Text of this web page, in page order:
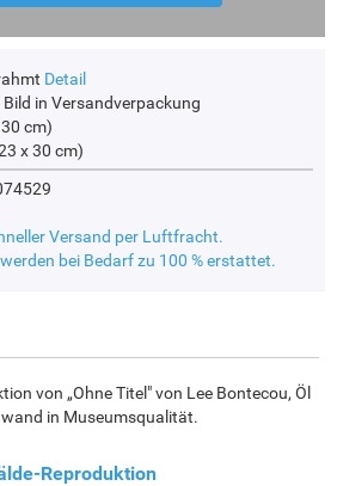
Detail
Bild in Versandverpackung
cm)
x 30 cm)
Versand per Luftfracht.
bei Bedarf zu 100 % erstattet.
von „Ohne Titel" von Lee Bontecou, Öl
in Museumsqualität.
Reproduktion